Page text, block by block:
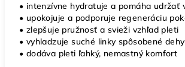
• intenzívne hydratuje a pomáha udržať
• upokojuje a podporuje regeneráciu
• zlepšuje pružnosť a svieži vzhľad pleti
• vyhladzuje suché linky spôsobené
• dodáva pleti ľahký, nemastný komfort